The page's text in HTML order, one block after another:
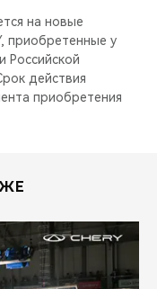
на новые
приобретенные у
Российской
действия
приобретения